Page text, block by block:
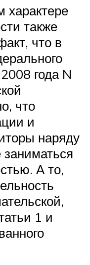
характере
также
что в
года N
что
и
наряду
заниматься
А то,
1 и